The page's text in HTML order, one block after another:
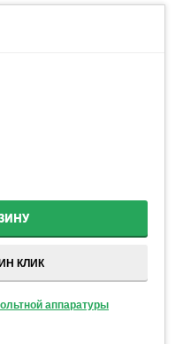
КЛИК
аппаратуры